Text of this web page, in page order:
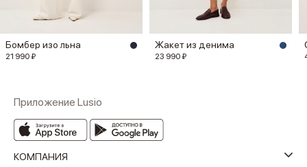
Бомбер изо льна
21 990 ₽
Жакет из денима
23 990 ₽
Приложение Lusio
КОМПАНИЯ